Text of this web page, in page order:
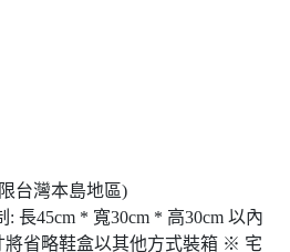
台灣本島地區)
長45cm * 寬30cm * 高30cm 以內
將省略鞋盒以其他方式裝箱 ※ 宅